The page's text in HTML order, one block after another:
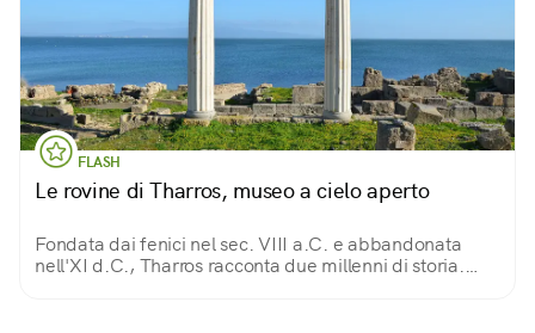
FLASH
Le rovine di Tharros, museo a cielo aperto
Fondata dai fenici nel sec. VIII a.C. e abbandonata
nell'XI d.C., Tharros racconta due millenni di storia.